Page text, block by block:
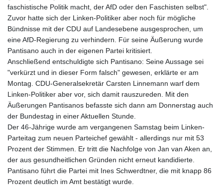
faschistische Politik macht, der AfD oder den Faschisten selbst".
Zuvor hatte sich der Linken-Politiker aber noch für mögliche
Bündnisse mit der CDU auf Landesebene ausgesprochen, um
eine AfD-Regierung zu verhindern. Für seine Äußerung wurde
Pantisano auch in der eigenen Partei kritisiert.
Anschließend entschuldigte sich Pantisano: Seine Aussage sei
"verkürzt und in dieser Form falsch" gewesen, erklärte er am
Montag. CDU-Generalsekretär Carsten Linnemann warf dem
Linken-Politiker aber vor, sich damit rauszureden. Mit den
Äußerungen Pantisanos befasste sich dann am Donnerstag auch
der Bundestag in einer Aktuellen Stunde.
Der 46-Jährige wurde am vergangenen Samstag beim Linken-
Parteitag zum neuen Parteichef gewählt - allerdings nur mit 53
Prozent der Stimmen. Er tritt die Nachfolge von Jan van Aken an,
der aus gesundheitlichen Gründen nicht erneut kandidierte.
Pantisano führt die Partei mit Ines Schwerdtner, die mit knapp 86
Prozent deutlich im Amt bestätigt wurde.